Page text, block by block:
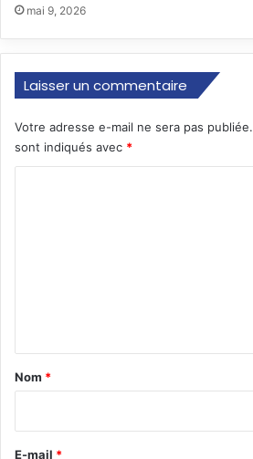
mai 9, 2026
Laisser un commentaire
Votre adresse e-mail ne sera pas publiée.
sont indiqués avec *
a
e
Nom *
E-mail *